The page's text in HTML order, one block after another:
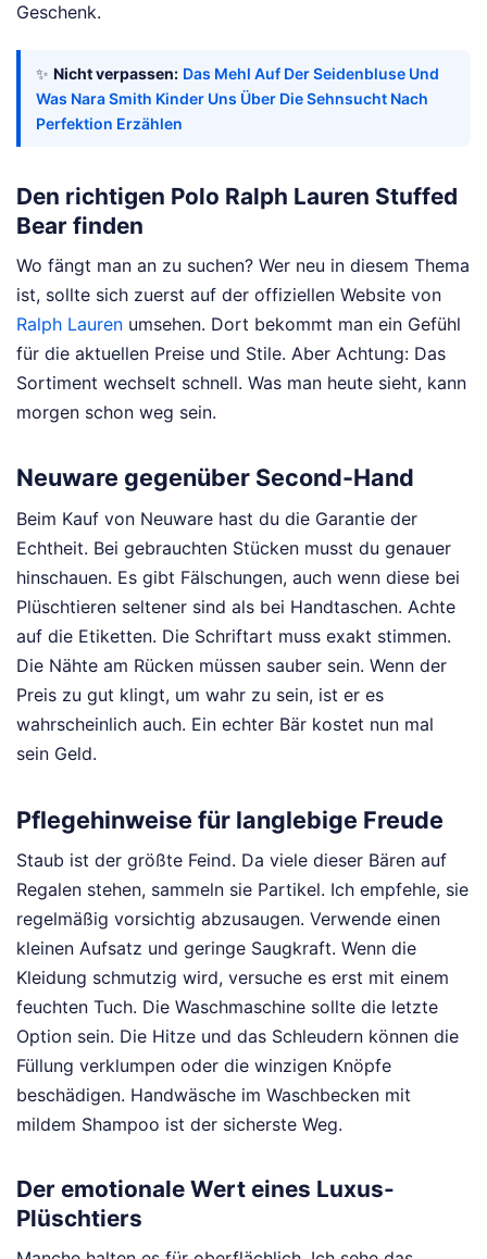
Geschenk.
✨ Nicht verpassen: Das Mehl Auf Der Seidenbluse Und
Was Nara Smith Kinder Uns Über Die Sehnsucht Nach
Perfektion Erzählen
Den richtigen Polo Ralph Lauren Stuffed
Bear finden
Wo fängt man an zu suchen? Wer neu in diesem Thema
ist, sollte sich zuerst auf der offiziellen Website von
Ralph Lauren umsehen. Dort bekommt man ein Gefühl
für die aktuellen Preise und Stile. Aber Achtung: Das
Sortiment wechselt schnell. Was man heute sieht, kann
morgen schon weg sein.
Neuware gegenüber Second-Hand
Beim Kauf von Neuware hast du die Garantie der
Echtheit. Bei gebrauchten Stücken musst du genauer
hinschauen. Es gibt Fälschungen, auch wenn diese bei
Plüschtieren seltener sind als bei Handtaschen. Achte
auf die Etiketten. Die Schriftart muss exakt stimmen.
Die Nähte am Rücken müssen sauber sein. Wenn der
Preis zu gut klingt, um wahr zu sein, ist er es
wahrscheinlich auch. Ein echter Bär kostet nun mal
sein Geld.
Pflegehinweise für langlebige Freude
Staub ist der größte Feind. Da viele dieser Bären auf
Regalen stehen, sammeln sie Partikel. Ich empfehle, sie
regelmäßig vorsichtig abzusaugen. Verwende einen
kleinen Aufsatz und geringe Saugkraft. Wenn die
Kleidung schmutzig wird, versuche es erst mit einem
feuchten Tuch. Die Waschmaschine sollte die letzte
Option sein. Die Hitze und das Schleudern können die
Füllung verklumpen oder die winzigen Knöpfe
beschädigen. Handwäsche im Waschbecken mit
mildem Shampoo ist der sicherste Weg.
Der emotionale Wert eines Luxus-
Plüschtiers